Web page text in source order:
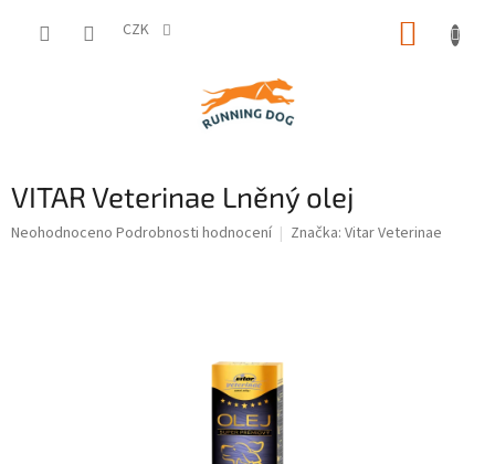
CZK
VITAR Veterinae Lněný olej
Průměrné
Neohodnoceno Podrobnosti hodnocení Značka: Vitar Veterinae